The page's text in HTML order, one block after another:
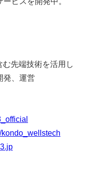
先端技術を活用し
発、運営
kondo_wellstech